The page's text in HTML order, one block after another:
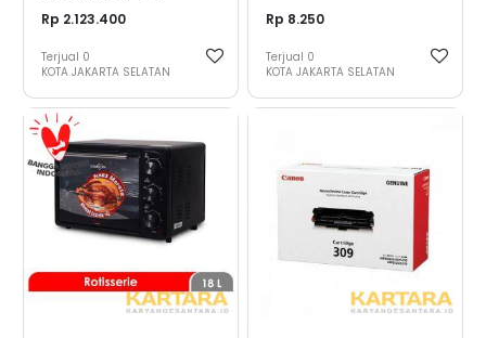
Rp 2.123.400
Terjual 0
KOTA JAKARTA SELATAN
Rp 8.250
Terjual 0
KOTA JAKARTA SELATAN